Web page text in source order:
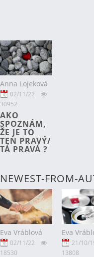
Anna Lojeková
02/11/22
30952
AKO
SPOZNÁM,
ŽE JE TO
TEN PRAVÝ/
TÁ PRAVÁ ?
NEWEST-FROM-
Eva Vráblová
02/11/22
18530
Eva
21/10/
13808